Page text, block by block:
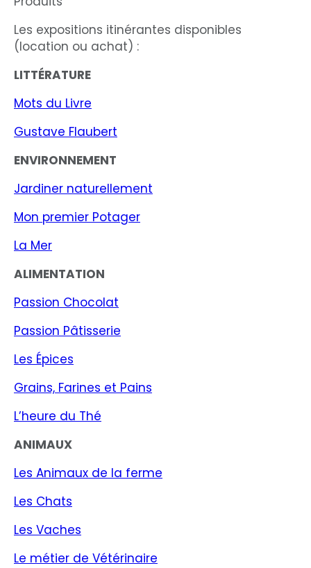
Les expositions itinérantes disponibles
(location ou achat) :​
LITTÉRATURE
Mots du Livre
Gustave Flaubert
ENVIRONNEMENT
Jardiner naturellement
Mon premier Potager
La Mer
ALIMENTATION
Passion Chocolat
Passion Pâtisserie
Les Épices
Grains, Farines et Pains
L’heure du Thé
ANIMAUX
Les Animaux de la ferme
Les Chats
Les Vaches
Le métier de Vétérinaire